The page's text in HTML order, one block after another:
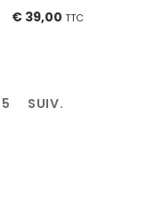
€39,00 TTC
5 SUIV.